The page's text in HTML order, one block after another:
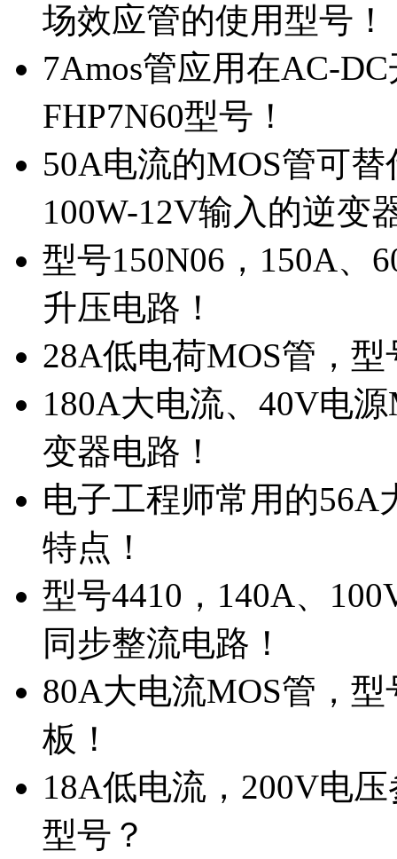
场效应管的使用型号！
7Amos管应用在AC-
FHP7N60型号！
50A电流的MOS管可
100W-12V输入的逆变
型号150N06，150A、
升压电路！
28A低电荷MOS管，
180A大电流、40V电
变器电路！
电子工程师常用的56A
特点！
型号4410，140A、
同步整流电路！
80A大电流MOS管，
板！
18A低电流，200V电
型号？